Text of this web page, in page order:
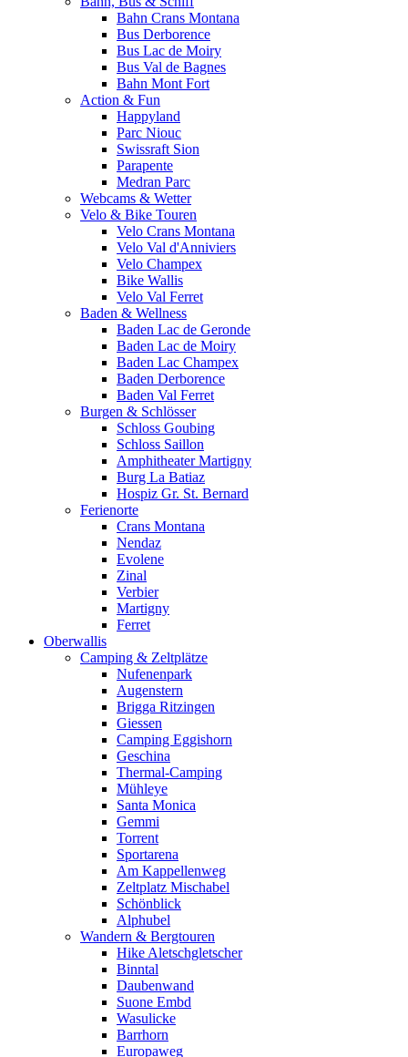
Bahn Crans Montana
Bus Derborence
Bus Lac de Moiry
Bus Val de Bagnes
Bahn Mont Fort
Action & Fun
Happyland
Parc Niouc
Swissraft Sion
Parapente
Medran Parc
Webcams & Wetter
Velo & Bike Touren
Velo Crans Montana
Velo Val d'Anniviers
Velo Champex
Bike Wallis
Velo Val Ferret
Baden & Wellness
Baden Lac de Geronde
Baden Lac de Moiry
Baden Lac Champex
Baden Derborence
Baden Val Ferret
Burgen & Schlösser
Schloss Goubing
Schloss Saillon
Amphitheater Martigny
Burg La Batiaz
Hospiz Gr. St. Bernard
Ferienorte
Crans Montana
Nendaz
Evolene
Zinal
Verbier
Martigny
Ferret
Oberwallis
Camping & Zeltplätze
Nufenenpark
Augenstern
Brigga Ritzingen
Giessen
Camping Eggishorn
Geschina
Thermal-Camping
Mühleye
Santa Monica
Gemmi
Torrent
Sportarena
Am Kappellenweg
Zeltplatz Mischabel
Schönblick
Alphubel
Wandern & Bergtouren
Hike Aletschgletscher
Binntal
Daubenwand
Suone Embd
Wasulicke
Barrhorn
Europaweg